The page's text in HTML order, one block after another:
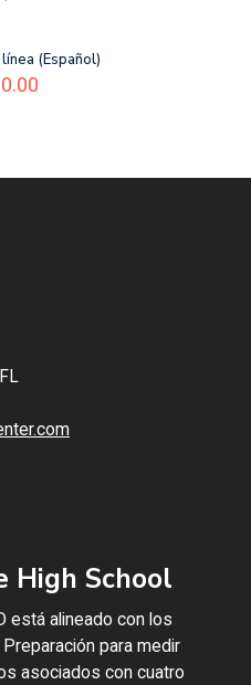
(Español)
High School
está alineado con los
para medir
asociados con cuatro